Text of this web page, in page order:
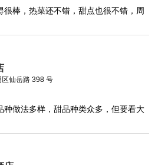
很棒，热菜还不错，甜点也很不错，周
仙岳路 398 号
种做法多样，甜品种类众多，但要看大